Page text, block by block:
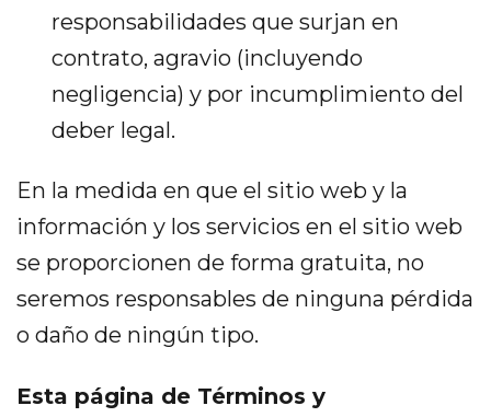
responsabilidades que surjan en
contrato, agravio (incluyendo
negligencia) y por incumplimiento del
deber legal.
En la medida en que el sitio web y la
información y los servicios en el sitio web
se proporcionen de forma gratuita, no
seremos responsables de ninguna pérdida
o daño de ningún tipo.
Esta página de Términos y